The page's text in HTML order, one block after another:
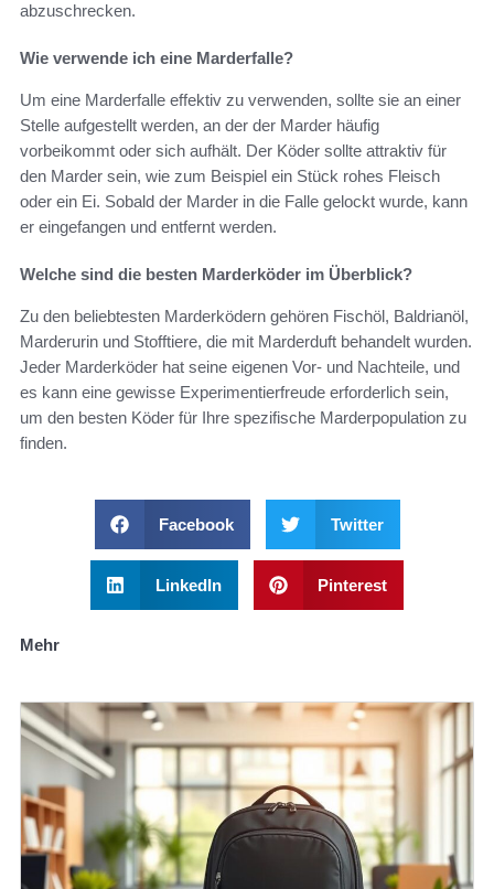
abzuschrecken.
Wie verwende ich eine Marderfalle?
Um eine Marderfalle effektiv zu verwenden, sollte sie an einer
Stelle aufgestellt werden, an der der Marder häufig
vorbeikommt oder sich aufhält. Der Köder sollte attraktiv für
den Marder sein, wie zum Beispiel ein Stück rohes Fleisch
oder ein Ei. Sobald der Marder in die Falle gelockt wurde, kann
er eingefangen und entfernt werden.
Welche sind die besten Marderköder im Überblick?
Zu den beliebtesten Marderködern gehören Fischöl, Baldrianöl,
Marderurin und Stofftiere, die mit Marderduft behandelt wurden.
Jeder Marderköder hat seine eigenen Vor- und Nachteile, und
es kann eine gewisse Experimentierfreude erforderlich sein,
um den besten Köder für Ihre spezifische Marderpopulation zu
finden.
Facebook Twitter
LinkedIn Pinterest
Mehr